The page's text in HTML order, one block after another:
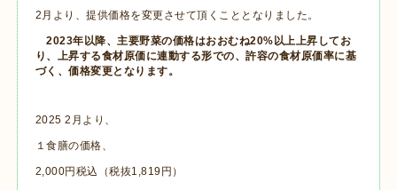
2月より、提供価格を変更させて頂くこととなりました。
2023年以降、主要野菜の価格はおおむね20%以上上昇してお
り、上昇する食材原価に連動する形での、許容の食材原価率に基
づく、価格変更となります。
2025 2月より、
１食膳の価格、
2,000円税込（税抜1,819円）